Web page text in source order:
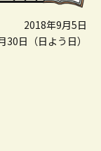
2018年9月5日
日（日よう日）